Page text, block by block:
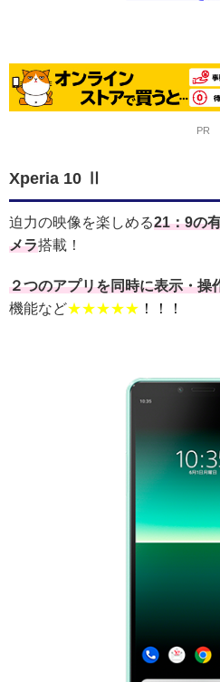
PR
Xperia 10 Ⅱ
迫力の映像を楽しめる21：9の
メラ搭載！
２つのアプリを同時に表示・操
機能など★★★★★ ！！！